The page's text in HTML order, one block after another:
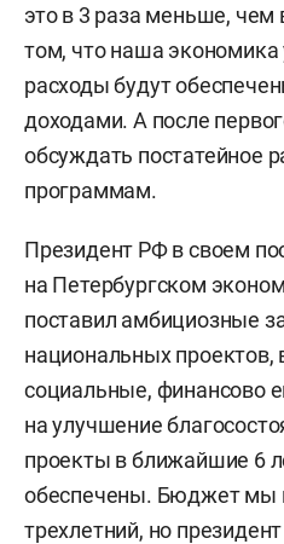
это в 3 раза меньше, чем
том, что наша экономика
расходы будут
доходами. А после
обсуждать постатейное
программам.
Президент РФ в своем
на Петербургском
поставил амбициозные
национальных проектов,
социальные, финансово
на улучшение
проекты в ближайшие 6
обеспечены. Бюджет мы
трехлетний, но